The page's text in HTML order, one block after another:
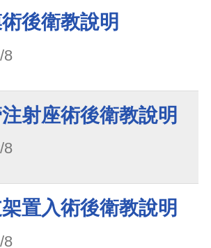
後衛教說明
8
射座術後衛教說明
8
置入術後衛教說明
8